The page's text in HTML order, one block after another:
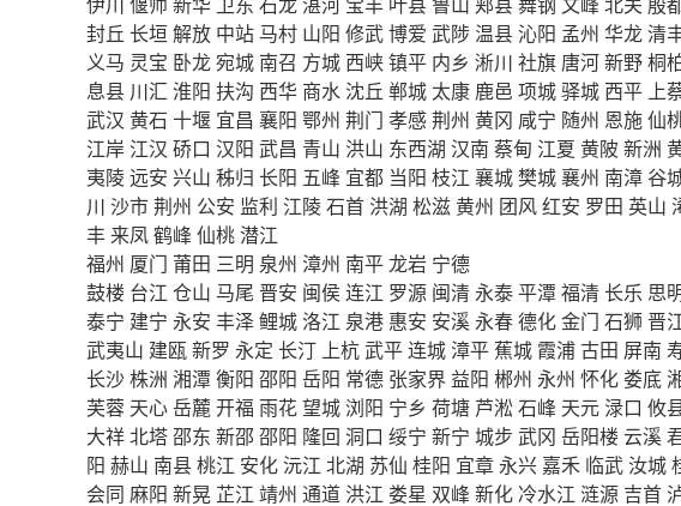
封丘 长垣解放 中站 马村 山阳 修武博爱 武陟 温县沁阳 孟州 华龙清
义马 灵宝 卧龙宛城 南召 方城 西峡镇平 内乡 淅川 社旗 唐河新野桐
息县 川汇 淮阳 扶沟 西华 商水 沈丘 郸城 太康 鹿邑 项城驿城 西平 上
武汉 黄石 十堰 宜昌 襄阳 鄂州 荆门 孝感荆州 黄冈 咸宁 随州 恩施仙
江岸 江汉 硚口 汉阳 武昌 青山 洪山 东西湖 汉南 蔡甸 江夏 黄陂 新洲
夷陵远安 兴山 秭归 长阳 五峰 宜都 当阳 枝江 襄城樊城襄州 南漳谷
川 沙市荆州 公安 监利 江陵石首 洪湖 松滋黄州 团风红安 罗田 英山
丰 来凤鹤峰 仙桃潜江
福州 厦门 莆田 三明 泉州 漳州 南平龙岩 宁德
鼓楼 台江 仓山 马尾 晋安 闽侯连江 罗源 闽清 永泰平潭福清 长乐 思
泰宁 建宁 永安 丰泽鲤城洛江 泉港 惠安 安溪 永春德化金门 石狮 晋
武夷山 建瓯新罗 永定 长汀 上杭武平连城 漳平 蕉城 霞浦古田 屏南
长沙株洲 湘潭衡阳 邵阳 岳阳 常德 张家界 益阳 郴州 永州 怀化 娄底
芙蓉 天心岳麓开福 雨花望城 浏阳 宁乡 荷塘 芦淞石峰 天元 渌口 攸
大祥北塔邵东 新邵邵阳 隆回 洞口 绥宁 新宁 城步 武冈 岳阳楼 云溪
阳 赫山 南县桃江 安化沅江 北湖 苏仙 桂阳 宜章 永兴 嘉禾 临武 汝城
会同 麻阳 新晃 芷江 靖州 通道 洪江 娄星 双峰 新化 冷水江 涟源 吉首